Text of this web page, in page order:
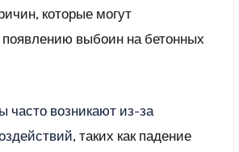
которые могут
появлению выбоин на бетонных
часто возникают из-за
, таких как падение